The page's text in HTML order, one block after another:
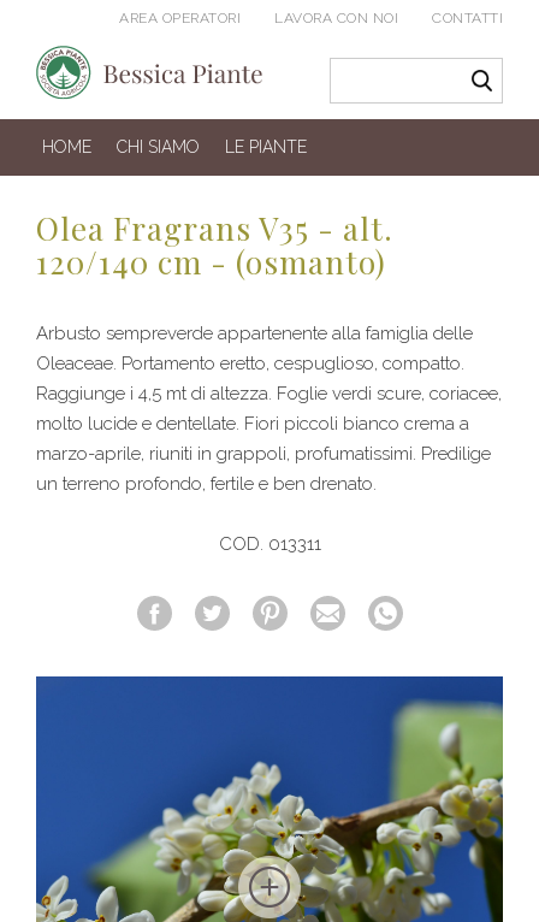
AREA OPERATORI LAVORA CON NOI CONTATTI
HOME CHI SIAMO LE PIANTE
Olea Fragrans V35 - alt.
120/140 cm - (osmanto)
Arbusto sempreverde appartenente alla famiglia delle
Oleaceae. Portamento eretto, cespuglioso, compatto.
Raggiunge i 4,5 mt di altezza. Foglie verdi scure, coriacee,
molto lucide e dentellate. Fiori piccoli bianco crema a
marzo-aprile, riuniti in grappoli, profumatissimi. Predilige
un terreno profondo, fertile e ben drenato.
COD. 013311